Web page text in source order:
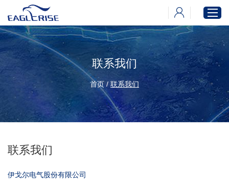
首页
产品中心
新闻中心
下载中心
联系我们
首页 / 联系我们
联系我们
伊戈尔电气股份有限公司